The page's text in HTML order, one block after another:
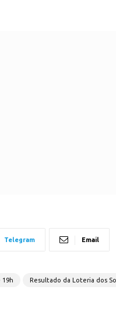
Telegram Email
19h Resultado da Loteria dos